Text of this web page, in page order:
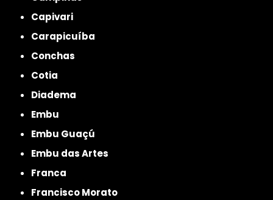
Capivari
Carapicuíba
Conchas
Cotia
Diadema
Embu
Embu Guaçú
Embu das Artes
Franca
Francisco Morato